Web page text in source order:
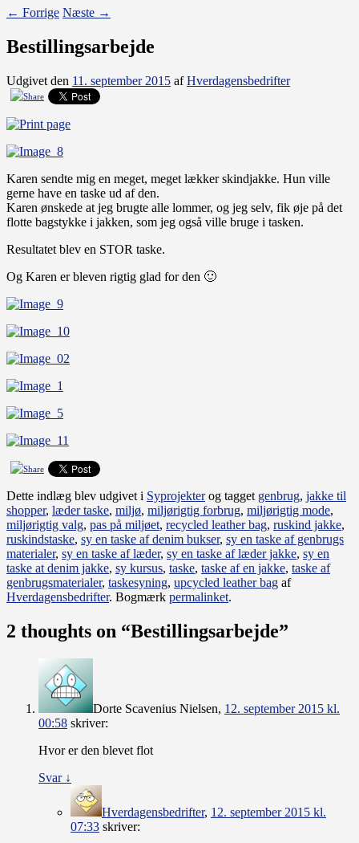
← Forrige Næste →
Bestillingsarbejde
Udgivet den 11. september 2015 afHverdagensbedrifter
Karen sendte mig en meget, meget lækker skindjakke. Hun ville
gerne have en taske ud af den.
Karen ønskede at jeg brugte alle lommer, og jeg selv, fik øje på det
flotte bagstykke i jakken, som jeg også ville bruge i tasken.
Resultatet blev en STOR taske.
Og Karen er bleven rigtig glad for den 🙂
Dette indlæg blev udgivet i Syprojekterog tagget genbrug, jakke til
shopper, læder taske, miljø, miljørigtig forbrug, miljørigtig mode,
miljørigtig valg, pas på miljøet, recycled leather bag, ruskind jakke,
ruskindstaske, sy en taske af denim bukser, sy en taske af genbrugs
materialer, sy en taske af læder, sy en taske af læder jakke, sy en
taske at denim jakke, sy kursus, taske, taske af en jakke, taske af
genbrugsmaterialer, taskesyning, upcycled leather bag af
Hverdagensbedrifter. Bogmærk permalinket.
2 thoughts on “Bestillingsarbejde”
Dorte Scavenius Nielsen, 12. september 2015 kl.
00:58 skriver:
Hvor er den blevet flot
Svar ↓
Hverdagensbedrifter, 12. september 2015 kl.
07:33 skriver: